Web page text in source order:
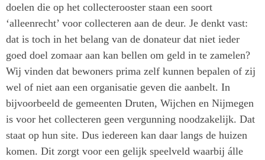
04. uitleg geeft hoe mensen deelnemer kunnen worden
van Stichting Donateursbelangen;
05. transparant aangeeft hoeveel geld er binnenkomt en
hoe dit besteed wordt;
06. persoonlijk en tijdig communiceert op de gewenste
manier met de donateur;
07. particuliere gevers op de juiste manier aanspreekt;
doelen die op het collecterooster staan een soort
‘alleenrecht’ voor collecteren aan de deur. Je denkt vast:
dat is toch in het belang van de donateur dat niet ieder
goed doel zomaar aan kan bellen om geld in te zamelen?
Wij vinden dat bewoners prima zelf kunnen bepalen of zij
wel of niet aan een organisatie geven die aanbelt. In
bijvoorbeeld de gemeenten Druten, Wijchen en Nijmegen
is voor het collecteren geen vergunning noodzakelijk. Dat
staat op hun site. Dus iedereen kan daar langs de huizen
komen. Dit zorgt voor een gelijk speelveld waarbij álle